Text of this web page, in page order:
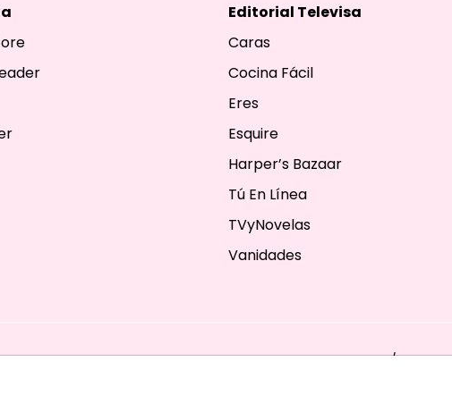
Editorial Televisa
Caras
Cocina Fácil
Eres
Esquire
Harper’s Bazaar
Tú En Línea
TVyNovelas
Vanidades
RESERVADOS. TBG - EDITORIAL TELEVISA - LIFESTYLES - BEAUTY / FASHION